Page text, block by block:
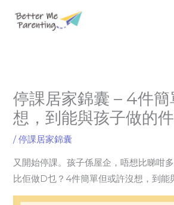
停課居家錦囊 – 4件簡
想，到能與孩子做的
/停課居家錦囊
又開始停課。孩子係屋企，唔想比睇咁
比佢做D乜？4件簡單但或許沒想，到能